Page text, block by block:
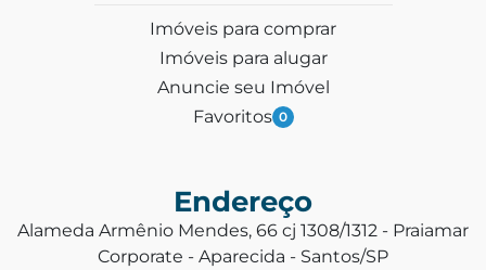
Imóveis para comprar
Imóveis para alugar
Anuncie seu Imóvel
Favoritos 0
Endereço
Alameda Armênio Mendes, 66 cj 1308/1312 - Praiamar
Corporate - Aparecida - Santos/SP